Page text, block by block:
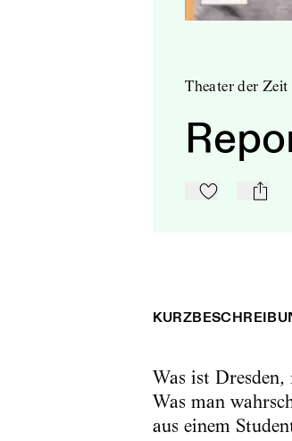
Theater der
Zu Mein-TdZ
mail
Was ist
Was man
aus einem